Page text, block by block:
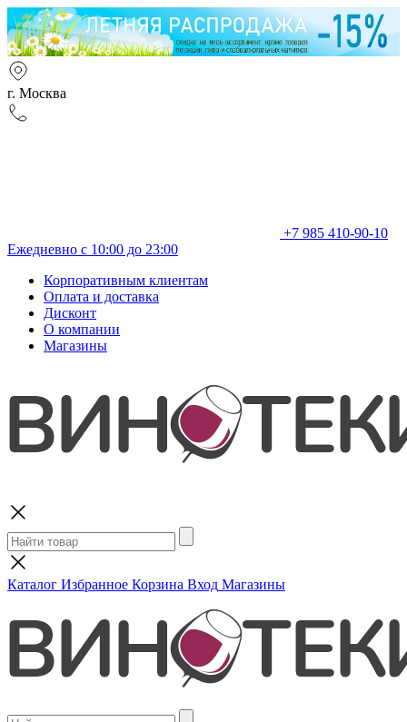
г. Москва
+7 985 410-90-10
Ежедневно с 10:00 до 23:00
Корпоративным клиентам
Оплата и доставка
Дисконт
О компании
Магазины
Каталог Избранное Корзина Вход Магазины